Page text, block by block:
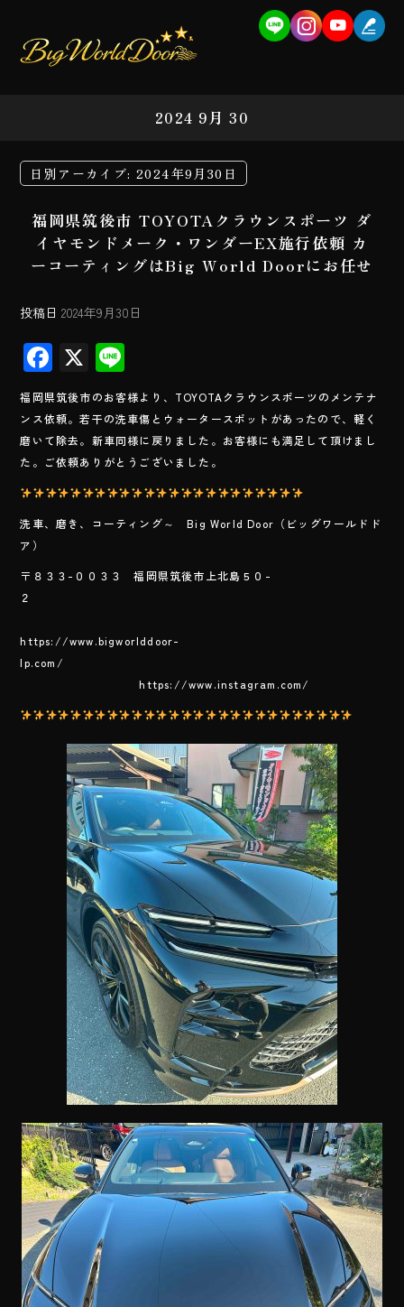
2024 9月 30
日別アーカイブ: 2024年9月30日
福岡県筑後市 TOYOTAクラウンスポーツ ダ
イヤモンドメーク・ワンダーEX施行依頼 カ
ーコーティングはBig World Doorにお任せ
投稿日 2024年9月30日
F
ac
e
b
o
ok
X
ne
福岡県筑後市のお客様より、TOYOTAクラウンスポーツのメンテナ
ンス依頼。若干の洗車傷とウォータースポットがあったので、軽く
磨いて除去。新車同様に戻りました。お客様にも満足して頂けまし
た。ご依頼ありがとうございました。
洗車、磨き、コーティング～ Big World Door（ビッグワールドド
ア）
〒８３３-００３３ 福岡県筑後市上北島５０-
２
https://www.bigworlddoor-
lp.com/
https://www.instagram.com/